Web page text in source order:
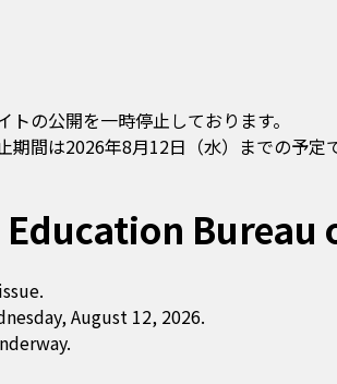
の公開を一時停止しております。
間は2026年8月12日（水）までの予定で
August 12, 2026.